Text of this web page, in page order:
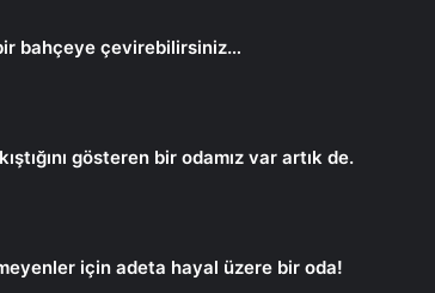
bahçeye çevirebilirsiniz…
gösteren bir odamız var artık de.
için adeta hayal üzere bir oda!